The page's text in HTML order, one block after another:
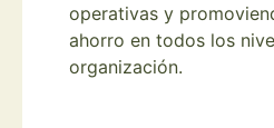
operativas y
ahorro en todos los
organización.